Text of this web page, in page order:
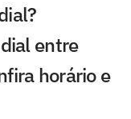
entre
horário e